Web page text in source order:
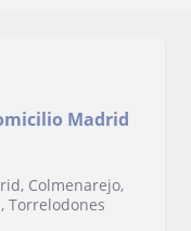
Madrid
Colmenarejo,
Torrelodones